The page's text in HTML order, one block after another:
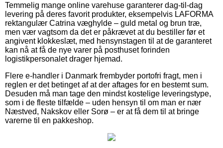
Temmelig mange online varehuse garanterer dag-til-dag
levering på deres favorit produkter, eksempelvis LAFORMA
rektangulær Catrina væghylde – guld metal og brun træ,
men vær vagtsom da det er påkrævet at du bestiller før et
angivent klokkeslæt, med hensynstagen til at de garanteret
kan nå at få de nye varer på posthuset forinden
logistikpersonalet drager hjemad.
Flere e-handler i Danmark frembyder portofri fragt, men i
reglen er det betinget af at der aftages for en bestemt sum.
Desuden må man tage den mindst kostelige leveringstype,
som i de fleste tilfælde – uden hensyn til om man er nær
Næstved, Nakskov eller Sorø – er at få dem til at bringe
varerne til en pakkeshop.